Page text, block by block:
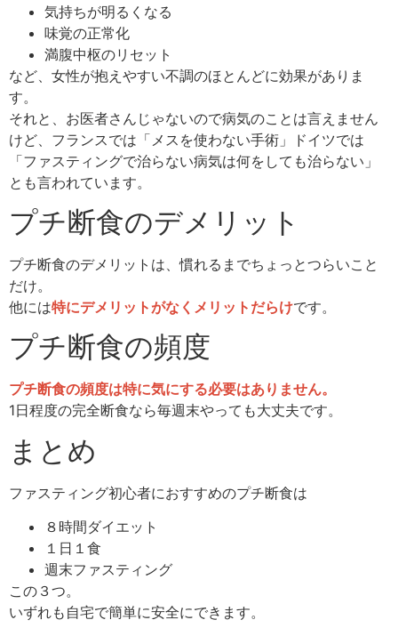
気持ちが明るくなる
味覚の正常化
満腹中枢のリセット
など、女性が抱えやすい不調のほとんどに効果がありま
す。
それと、お医者さんじゃないので病気のことは言えません
けど、フランスでは「メスを使わない手術」ドイツでは
「ファスティングで治らない病気は何をしても治らない」
とも言われています。
プチ断食のデメリット
プチ断食のデメリットは、慣れるまでちょっとつらいこと
だけ。
他には特にデメリットがなくメリットだらけです。
プチ断食の頻度
プチ断食の頻度は特に気にする必要はありません。
1日程度の完全断食なら毎週末やっても大丈夫です。
まとめ
ファスティング初心者におすすめのプチ断食は
８時間ダイエット
１日１食
週末ファスティング
この３つ。
いずれも自宅で簡単に安全にできます。